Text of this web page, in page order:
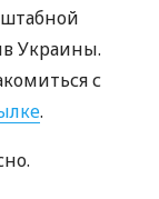
Украины.
с
.